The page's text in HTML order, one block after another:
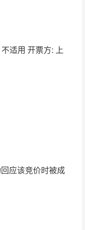
适用 开票方: 上
应该竞价时被成